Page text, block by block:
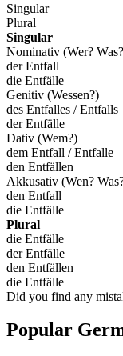
Singular
Plural
Singular
Nominativ (Wer?
der Entfall
die Entfälle
Genitiv (Wessen?)
des Entfalles / Entfalls
der Entfälle
Dativ (Wem?)
dem Entfall / Entfalle
den Entfällen
Akkusativ (Wen?
den Entfall
die Entfälle
Plural
die Entfälle
der Entfälle
den Entfällen
die Entfälle
Did you find any
Popular